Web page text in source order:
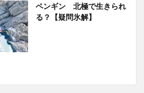
ペンギン 北極で生きられ
る？【疑問氷解】